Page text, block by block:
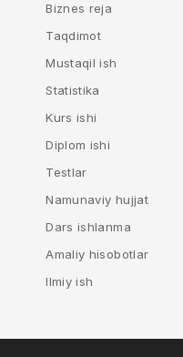
Biznes reja
Taqdimot
Mustaqil ish
Statistika
Kurs ishi
Diplom ishi
Testlar
Namunaviy hujjat
Dars ishlanma
Amaliy hisobotlar
Ilmiy ish